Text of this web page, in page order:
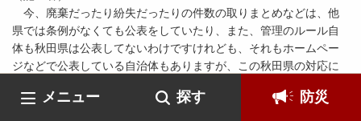
メニュー 探す 防災
今、廃棄だったり紛失だったりの件数の取りまとめなどは、他
県では条例がなくても公表をしていたり、また、管理のルール自
体も秋田県は公表してないわけですけれども、それもホームペー
ジなどで公表している自治体もありますが、この秋田県の対応に